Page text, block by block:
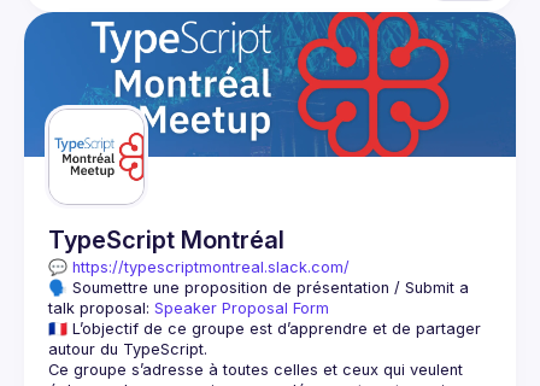
TypeScript Montréal
💬 https://typescriptmontreal.slack.com/
🗣️ Soumettre une proposition de présentation / Submit a
talk proposal: Speaker Proposal Form
🇫🇷 L’objectif de ce groupe est d’apprendre et de partager
Ce groupe s’adresse à toutes celles et ceux qui veulent